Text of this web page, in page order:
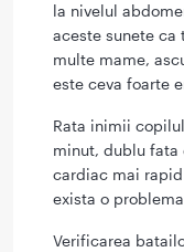
la nivelul
aceste sunete ca
multe mame,
este ceva foarte
Rata inimii
minut, dublu fata
cardiac mai
exista o
Verificarea